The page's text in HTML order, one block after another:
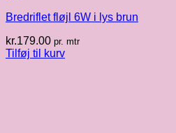
Bredriflet fløjl 6W i lys brun
kr.179.00 pr. mtr
Tilføj til kurv